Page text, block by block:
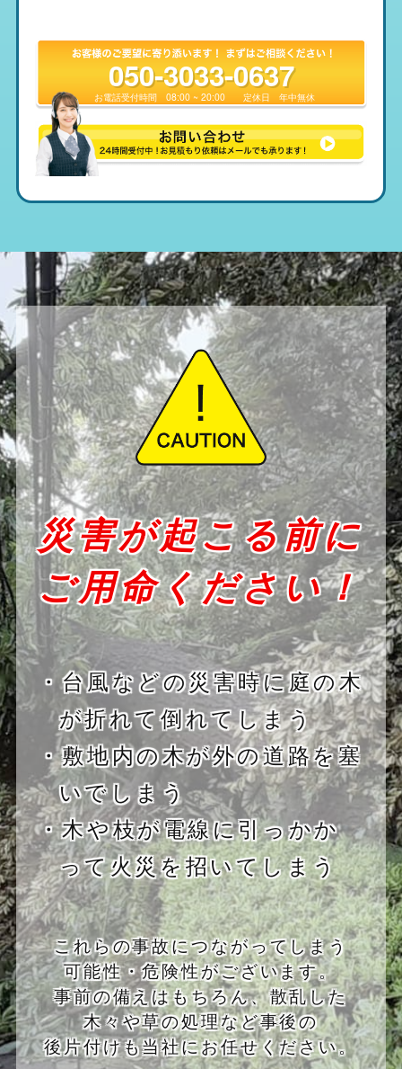
050-3033-0637
お電話受付時間08:00 ~ 20:00 定休日年中無休
災害が起こる前に
ご用命ください！
・台風などの災害時に庭の木
が折れて倒れてしまう
・敷地内の木が外の道路を塞
いでしまう
・木や枝が電線に引っかか
って火災を招いてしまう
これらの事故につながってしまう
可能性・危険性がございます。
事前の備えはもちろん、散乱した
木々や草の処理など事後の
後片付けも当社にお任せください。